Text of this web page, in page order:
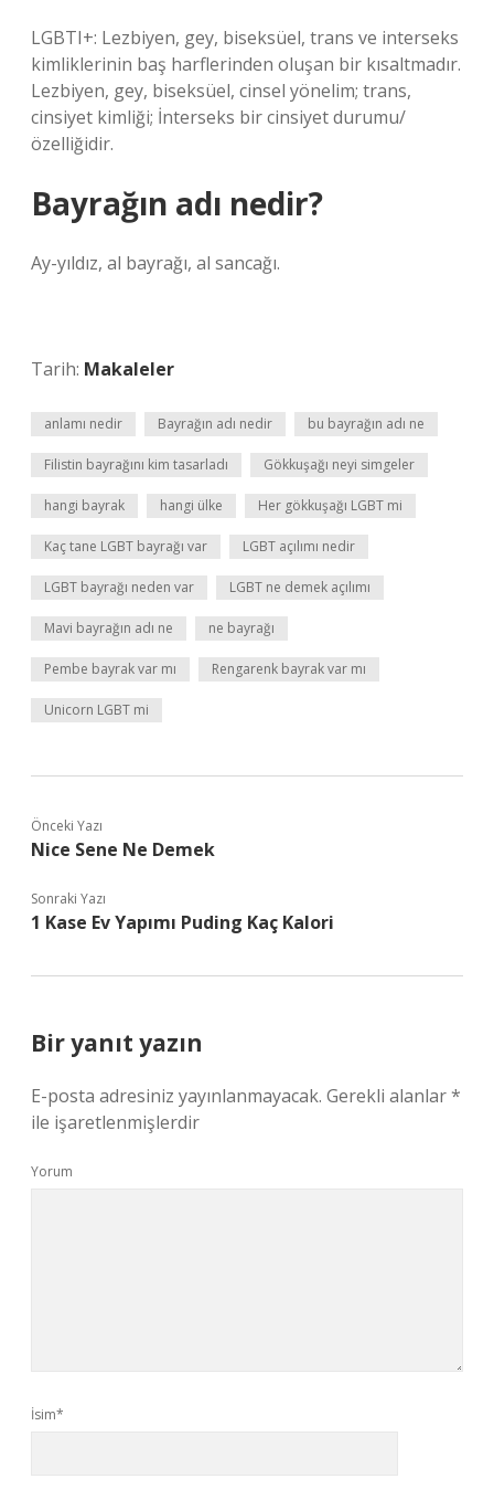
LGBTI+: Lezbiyen, gey, biseksüel, trans ve interseks
kimliklerinin baş harflerinden oluşan bir kısaltmadır.
Lezbiyen, gey, biseksüel, cinsel yönelim; trans,
cinsiyet kimliği; İnterseks bir cinsiyet durumu/
özelliğidir.
Bayrağın adı nedir?
Ay-yıldız, al bayrağı, al sancağı.
Tarih: Makaleler
anlamı nedir Bayrağın adı nedir bu bayrağın adı ne
Filistin bayrağını kim tasarladı Gökkuşağı neyi simgeler
hangi bayrak hangi ülke Her gökkuşağı LGBT mi
Kaç tane LGBT bayrağı var LGBT açılımı nedir
LGBT bayrağı neden var LGBT ne demek açılımı
Mavi bayrağın adı ne ne bayrağı
Pembe bayrak var mı Rengarenk bayrak var mı
Unicorn LGBT mi
Önceki Yazı
Nice Sene Ne Demek
Sonraki Yazı
1 Kase Ev Yapımı Puding Kaç Kalori
Bir yanıt yazın
E-posta adresiniz yayınlanmayacak. Gerekli alanlar*
ile işaretlenmişlerdir
Yorum
İsim*